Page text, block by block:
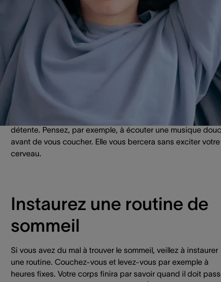
distraction
Bon nombre de patients souffrant d’acouphènes ont
à chercher constamment de la distraction, afin d’être moins
gênés par les symptômes typiques. Une surdose de
distraction n’est néanmoins pas recommandée. Si vous ne
vous octroyez pratiquement pas de repos en journée, vous
allez stimuler et épuiser votre cerveau. Vous vous
plus vite, mais vous risquez de vous réveiller fréquemment.
Mieux vaut chercher un bon équilibre entre distraction et
détente. Pensez, par exemple, à écouter une musique
avant de vous coucher. Elle vous bercera sans exciter votre
cerveau.
Instaurez une routine de
sommeil
Si vous avez du mal à trouver le sommeil, veillez à instaurer
une routine. Couchez-vous et levez-vous par exemple à
heures fixes. Votre corps finira par savoir quand il doit